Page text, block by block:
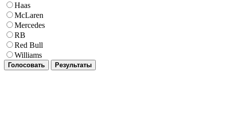
Haas
McLaren
Mercedes
RB
Red Bull
Williams
Голосовать Результаты